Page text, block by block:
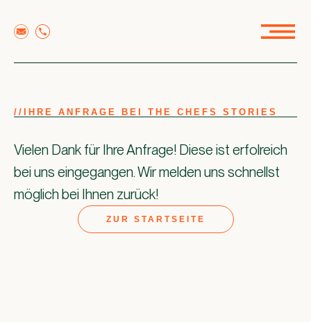
// IHRE ANFRAGE BEI THE CHEFS STORIES
Vielen Dank für Ihre Anfrage! Diese ist erfolreich
bei uns eingegangen. Wir melden uns schnellst
möglich bei Ihnen zurück!
ZUR STARTSEITE